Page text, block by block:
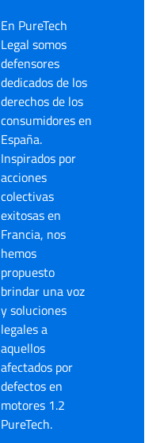
En PureTech
Legal somos
defensores
dedicados de los
derechos de los
consumidores en
España.
Inspirados por
acciones
colectivas
exitosas en
Francia, nos
hemos
propuesto
brindar una voz
y soluciones
legales a
aquellos
afectados por
defectos en
motores 1.2
PureTech.